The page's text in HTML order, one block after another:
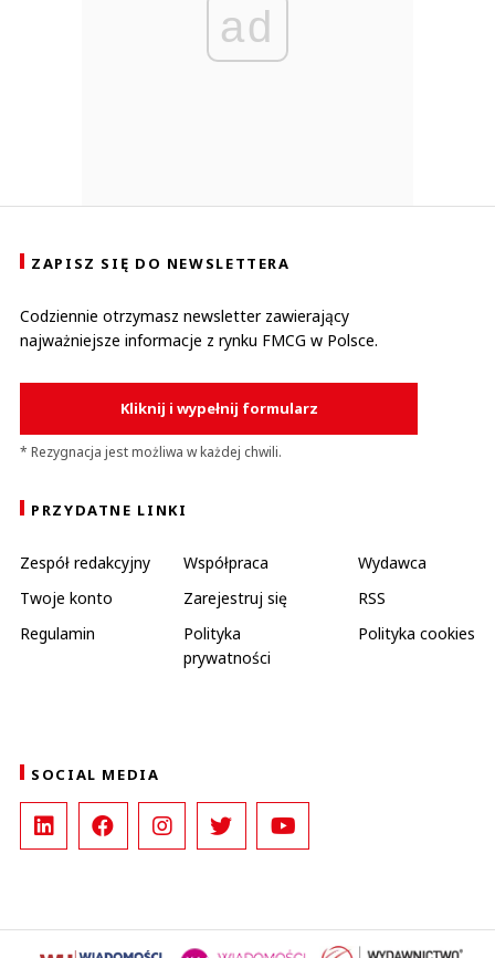
ad
ZAPISZ SIĘ DO NEWSLETTERA
Codziennie otrzymasz newsletter zawierający
najważniejsze informacje z rynku FMCG w Polsce.
Kliknij i wypełnij formularz
* Rezygnacja jest możliwa w każdej chwili.
PRZYDATNE LINKI
Zespół redakcyjny Współpraca
Wydawca
Twoje konto
Zarejestruj się
RSS
Regulamin
Polityka
prywatności
Polityka cookies
SOCIAL MEDIA